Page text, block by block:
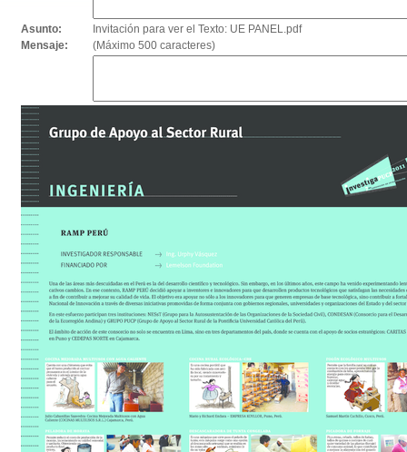
Asunto:
Invitación para ver el Texto: UE PANEL.pdf
Mensaje:
(Máximo 500 caracteres)